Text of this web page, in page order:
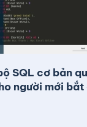
SQL cơ bản
người mới bắt